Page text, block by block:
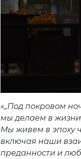
«„Под покровом
мы делаем в
Мы живем в эпоху
включая наши
преданности и